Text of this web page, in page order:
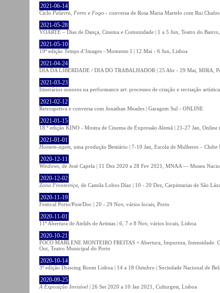
2021-06-14
Ciclo Palavra, Ferro e Fogo - conversa de Rosa Maria Martelo com Rui
2021-05-28
VOARTE – Dias de Dança, Cinema e Comunidade | 1 a 5 Jun, Teatro do
2021-05-10
19ª edição Temps d’Images - Momento I | 12 Mai - 6 Jun, Lisboa
2021-04-24
DIA DA LIBERDADE / DIA DO TRABALHADOR | 25 Abr - 29 Mai, MIRA,
2021-03-23
Itinerários sonoros na performance art: processos de criação e recriação
2021-02-12
Retrospetiva e conversa com Jonathan Meades | Garagem Sul - ONLINE
2021-01-15
18.ª edição KINO - Mostra de Cinema de Expressão Alemã | 21-27 Jan,
2021-01-01
Homem-agem , uma produção Bestiário | 7-10 Jan, Escola de Mulheres – Clube
2020-12-11
Windows , de José Capela | 11 Dez 2020 a 28 Fev 2021, MNAA — Museu
2020-12-02
Zona Fronteiriça , de Camila Lobos Díaz | 10 - 20 Dez, Carpintarias de São
2020-11-19
Festival Porto/Post/Doc | 20 - 29 Nov, vários locais, Porto
2020-11-01
11ª Abertura de Ateliês de Artistas | 6, 7 e 8 Nov, vários locais, Lisboa
2020-10-21
FOCO MARLENE MONTEIRO FREITAS + Abertura, Impureza, Intensidade.
Out, Teatro Municipal do Porto
2020-10-14
3ª edição Drawing Room Lisboa | 14 a 18 Outubro | Sociedade Nacional de
2020-09-25
A Exposição Invisível | 26 Set 2020 a 10 Jan 2021, Culturgest, Lisboa